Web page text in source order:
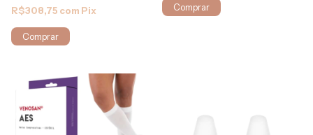
R$308,75 com Pix
Comprar
Comprar